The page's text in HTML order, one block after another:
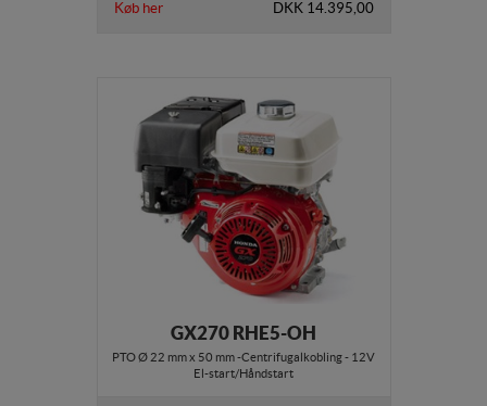
Køb her DKK 14.395,00
GX270 RHE5-OH
PTO Ø 22 mm x 50 mm -Centrifugalkobling - 12V
El-start/Håndstart